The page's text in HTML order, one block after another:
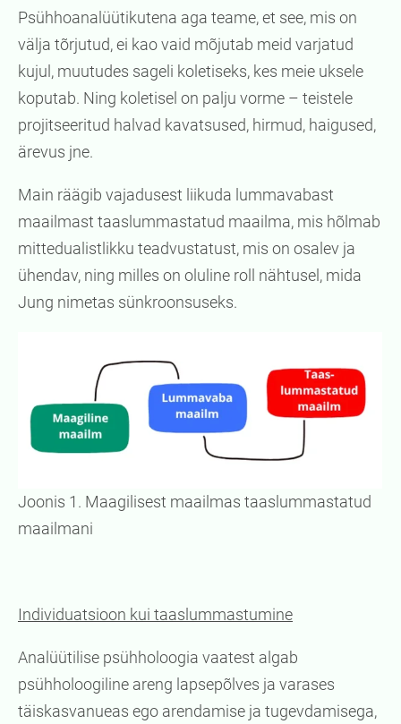
Psühhoanalüütikutena aga teame, et see, mis on
välja tõrjutud, ei kao vaid mõjutab meid varjatud
kujul, muutudes sageli koletiseks, kes meie uksele
koputab. Ning koletisel on palju vorme – teistele
projitseeritud halvad kavatsused, hirmud, haigused,
ärevus jne.
Main räägib vajadusest liikuda lummavabast
maailmast taaslummastatud maailma, mis hõlmab
mittedualistlikku teadvustatust, mis on osalev ja
ühendav, ning milles on oluline roll nähtusel, mida
Jung nimetas sünkroonsuseks.
Joonis 1. Maagilisest maailmas taaslummastatud
maailmani
Individuatsioon kui taaslummastumine
Analüütilise psühholoogia vaatest algab
psühholoogiline areng lapsepõlves ja varases
täiskasvanueas ego arendamise ja tugevdamisega,